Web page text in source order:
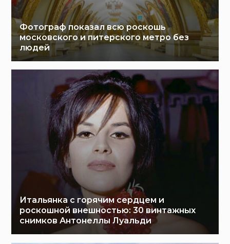
Фотограф показал всю роскошь
московского и питерского метро без
людей
Итальянка с горячим сердцем и
роскошной внешностью: 30 винтажных
снимков Антонеллы Луальди